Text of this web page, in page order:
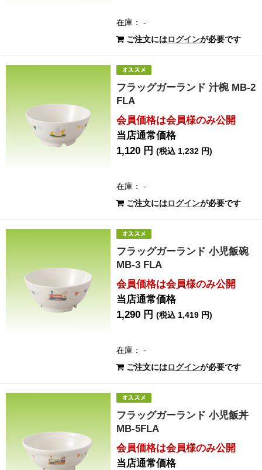
在庫： -
ご注文にはログインが必要です
フラッグガーランド 汁椀 MB-2
FLA
会員価格は会員様のみ公開
当店通常価格
1,120 円(税込 1,232 円)
在庫： -
ご注文にはログインが必要です
フラッグガーランド 小児飯碗
MB-3 FLA
会員価格は会員様のみ公開
当店通常価格
1,290 円(税込 1,419 円)
在庫： -
ご注文にはログインが必要です
フラッグガーランド 小児飯丼
MB-5FLA
会員価格は会員様のみ公開
当店通常価格